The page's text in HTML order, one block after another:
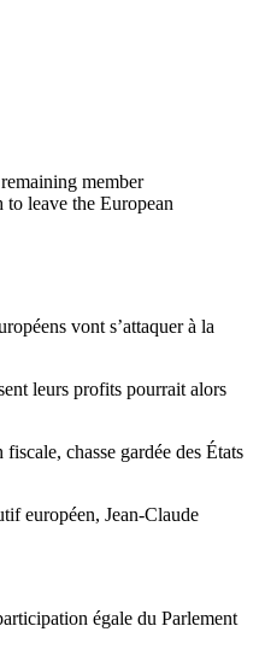
member
leave the European
vont s’attaquer à la
leurs profits pourrait alors
chasse gardée des États
européen, Jean-Claude
égale du Parlement